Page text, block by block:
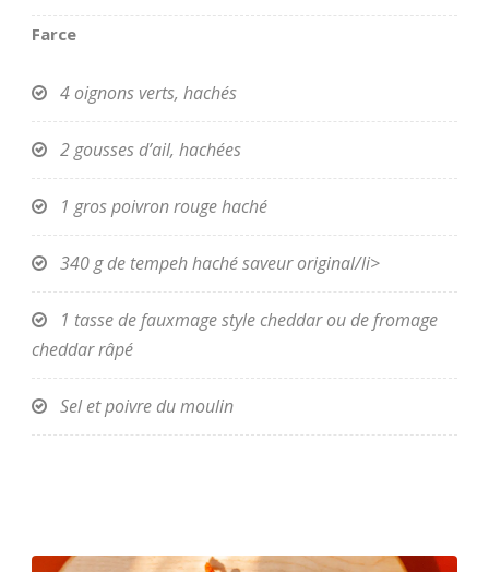
Farce
4 oignons verts, hachés
2 gousses d’ail, hachées
1 gros poivron rouge haché
340 g de tempeh haché saveur original/li>
1 tasse de fauxmage style cheddar ou de fromage
cheddar râpé
Sel et poivre du moulin